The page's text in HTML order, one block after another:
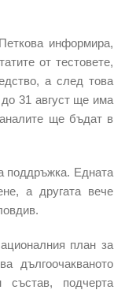
информира,
от тестовете,
а след това
31 август ще има
ще бъдат в
поддръжка. Едната
а другата вече
план за
дългоочакваното
състав, подчерта